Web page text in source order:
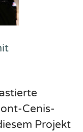
Cenis-
Projekt